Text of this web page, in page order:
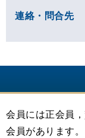
連絡・問合先
会員には正会員
会員があります。